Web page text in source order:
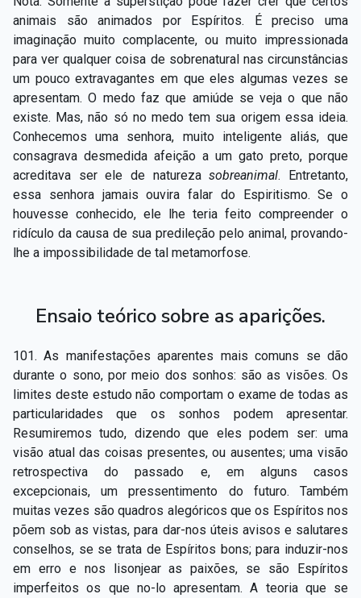
animais são animados por Espíritos. É preciso uma
imaginação muito complacente, ou muito impressionada
para ver qualquer coisa de sobrenatural nas circunstâncias
um pouco extravagantes em que eles algumas vezes se
apresentam. O medo faz que amiúde se veja o que não
existe. Mas, não só no medo tem sua origem essa ideia.
Conhecemos uma senhora, muito inteligente aliás, que
consagrava desmedida afeição a um gato preto, porque
acreditava ser ele de naturezasobreanimal. Entretanto,
essa senhora jamais ouvira falar do Espiritismo. Se o
houvesse conhecido, ele lhe teria feito compreender o
ridículo da causa de sua predileção pelo animal, provando-
lhe a impossibilidade de tal metamorfose.
Ensaio teórico sobre as aparições.
101. As manifestações aparentes mais comuns se dão
durante o sono, por meio dos sonhos: são as visões. Os
limites deste estudo não comportam o exame de todas as
particularidades que os sonhos podem apresentar.
Resumiremos tudo, dizendo que eles podem ser: uma
visão atual das coisas presentes, ou ausentes; uma visão
retrospectiva do passado e, em alguns casos
excepcionais, um pressentimento do futuro. Também
muitas vezes são quadros alegóricos que os Espíritos nos
põem sob as vistas, para dar-nos úteis avisos e salutares
conselhos, se se trata de Espíritos bons; para induzir-nos
em erro e nos lisonjear as paixões, se são Espíritos
imperfeitos os que no-lo apresentam. A teoria que se